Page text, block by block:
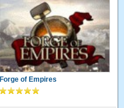
Forge of Empires